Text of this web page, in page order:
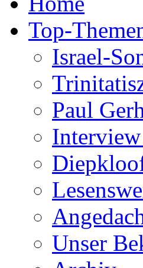
Top-
Israel-
Paul
Unser